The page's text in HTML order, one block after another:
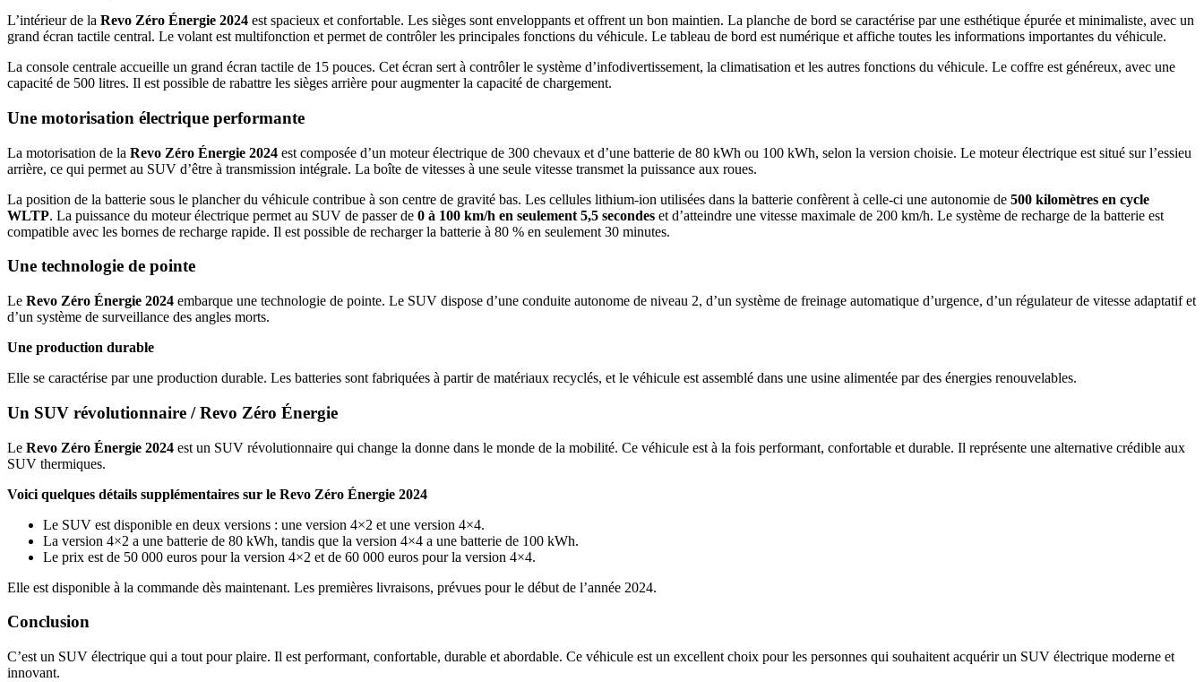
L’intérieur de la Revo Zéro Énergie 2024 est spacieux et confortable. Les sièges sont enveloppants et offrent un bon maintien. La planche de bord se caractérise par une esthétique épurée et minimaliste, avec un
grand écran tactile central. Le volant est multifonction et permet de contrôler les principales fonctions du véhicule. Le tableau de bord est numérique et affiche toutes les informations importantes du véhicule.
La console centrale accueille un grand écran tactile de 15 pouces. Cet écran sert à contrôler le système d’infodivertissement, la climatisation et les autres fonctions du véhicule. Le coffre est généreux, avec une
capacité de 500 litres. Il est possible de rabattre les sièges arrière pour augmenter la capacité de chargement.
Une motorisation électrique performante
La motorisation de la Revo Zéro Énergie 2024 est composée d’un moteur électrique de 300 chevaux et d’une batterie de 80 kWh ou 100 kWh, selon la version choisie. Le moteur électrique est situé sur l’essieu
arrière, ce qui permet au SUV d’être à transmission intégrale. La boîte de vitesses à une seule vitesse transmet la puissance aux roues.
La position de la batterie sous le plancher du véhicule contribue à son centre de gravité bas. Les cellules lithium-ion utilisées dans la batterie confèrent à celle-ci une autonomie de 500 kilomètres en cycle
WLTP. La puissance du moteur électrique permet au SUV de passer de 0 à 100 km/h en seulement 5,5 secondes et d’atteindre une vitesse maximale de 200 km/h. Le système de recharge de la batterie est
compatible avec les bornes de recharge rapide. Il est possible de recharger la batterie à 80 % en seulement 30 minutes.
Une technologie de pointe
Le Revo Zéro Énergie 2024 embarque une technologie de pointe. Le SUV dispose d’une conduite autonome de niveau 2, d’un système de freinage automatique d’urgence, d’un régulateur de vitesse adaptatif et
d’un système de surveillance des angles morts.
Une production durable
Elle se caractérise par une production durable. Les batteries sont fabriquées à partir de matériaux recyclés, et le véhicule est assemblé dans une usine alimentée par des énergies renouvelables.
Un SUV révolutionnaire / Revo Zéro Énergie
Le Revo Zéro Énergie 2024 est un SUV révolutionnaire qui change la donne dans le monde de la mobilité. Ce véhicule est à la fois performant, confortable et durable. Il représente une alternative crédible aux
SUV thermiques.
Voici quelques détails supplémentaires sur le Revo Zéro Énergie 2024
Le SUV est disponible en deux versions : une version 4×2 et une version 4×4.
La version 4×2 a une batterie de 80 kWh, tandis que la version 4×4 a une batterie de 100 kWh.
Le prix est de 50 000 euros pour la version 4×2 et de 60 000 euros pour la version 4×4.
Elle est disponible à la commande dès maintenant. Les premières livraisons, prévues pour le début de l’année 2024.
Conclusion
C’est un SUV électrique qui a tout pour plaire. Il est performant, confortable, durable et abordable. Ce véhicule est un excellent choix pour les personnes qui souhaitent acquérir un SUV électrique moderne et
innovant.